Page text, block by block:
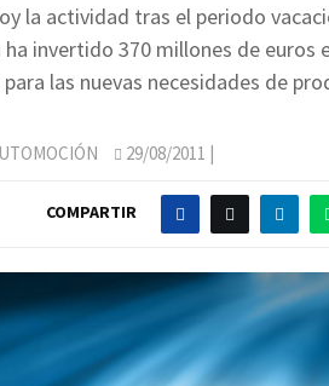
la actividad tras el periodo
ha invertido 370 millones de euros
las nuevas necesidades de
29/08/2011 |
COMPARTIR